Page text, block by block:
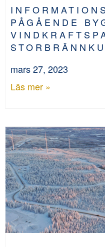
PÅGÅENDE
mars 27, 2023
Läs mer »